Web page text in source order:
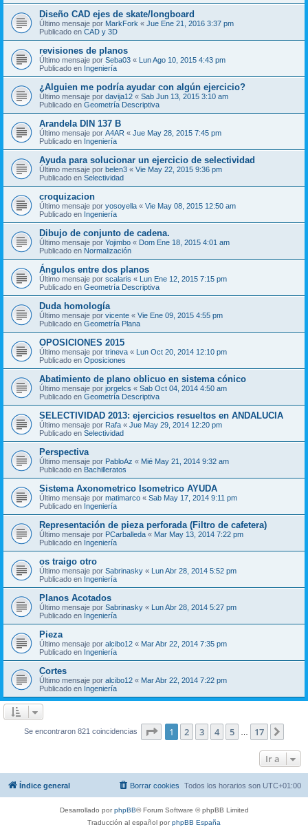
Diseño CAD ejes de skate/longboard
Último mensaje por MarkFork « Jue Ene 21, 2016 3:37 pm
Publicado en CAD y 3D
revisiones de planos
Último mensaje por Seba03 « Lun Ago 10, 2015 4:43 pm
Publicado en Ingeniería
¿Alguien me podría ayudar con algún ejercicio?
Último mensaje por davija12 « Sab Jun 13, 2015 3:10 am
Publicado en Geometría Descriptiva
Arandela DIN 137 B
Último mensaje por A4AR « Jue May 28, 2015 7:45 pm
Publicado en Ingeniería
Ayuda para solucionar un ejercicio de selectividad
Último mensaje por belen3 « Vie May 22, 2015 9:36 pm
Publicado en Selectividad
croquizacion
Último mensaje por yosoyella « Vie May 08, 2015 12:50 am
Publicado en Ingeniería
Dibujo de conjunto de cadena.
Último mensaje por Yojimbo « Dom Ene 18, 2015 4:01 am
Publicado en Normalización
Ángulos entre dos planos
Último mensaje por scalaris « Lun Ene 12, 2015 7:15 pm
Publicado en Geometría Descriptiva
Duda homología
Último mensaje por vicente « Vie Ene 09, 2015 4:55 pm
Publicado en Geometría Plana
OPOSICIONES 2015
Último mensaje por trineva « Lun Oct 20, 2014 12:10 pm
Publicado en Oposiciones
Abatimiento de plano oblicuo en sistema cónico
Último mensaje por jorgelcs « Sab Oct 04, 2014 4:50 am
Publicado en Geometría Descriptiva
SELECTIVIDAD 2013: ejercicios resueltos en ANDALUCIA
Último mensaje por Rafa « Jue May 29, 2014 12:20 pm
Publicado en Selectividad
Perspectiva
Último mensaje por PabloAz « Mié May 21, 2014 9:32 am
Publicado en Bachilleratos
Sistema Axonometrico Isometrico AYUDA
Último mensaje por matimarco « Sab May 17, 2014 9:11 pm
Publicado en Ingeniería
Representación de pieza perforada (Filtro de cafetera)
Último mensaje por PCarballeda « Mar May 13, 2014 7:22 pm
Publicado en Ingeniería
os traigo otro
Último mensaje por Sabrinasky « Lun Abr 28, 2014 5:52 pm
Publicado en Ingeniería
Planos Acotados
Último mensaje por Sabrinasky « Lun Abr 28, 2014 5:27 pm
Publicado en Ingeniería
Pieza
Último mensaje por alcibo12 « Mar Abr 22, 2014 7:35 pm
Publicado en Ingeniería
Cortes
Último mensaje por alcibo12 « Mar Abr 22, 2014 7:22 pm
Publicado en Ingeniería
Se encontraron 821 coincidencias Página de 17
1 2 3 4 5 17
Ir a
Índice general Todos los horarios son UTC+01:00
Borrar cookies
Desarrollado porphpBB® Forum Software © phpBB Limited
Traducción al español porphpBB España